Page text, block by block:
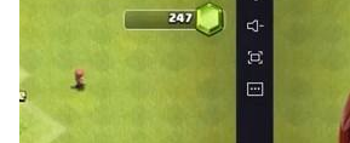
Who you bring to fight really
force and pick a squad of six
for victory!